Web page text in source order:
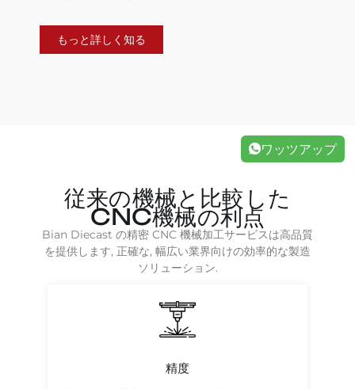
もっと詳しく知る
従来の機械と比較した
CNC機械の利点
Bian Diecast の精密 CNC 機械加工サービスは高品質
を提供します, 正確な, 幅広い業界向けの効率的な製造
ソリューション.
精度
ワッツアップ